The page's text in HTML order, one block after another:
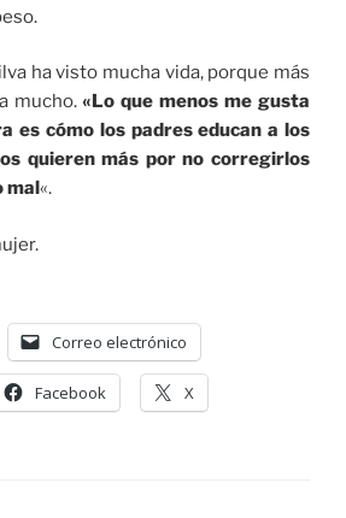
ha visto mucha vida, porque más
mucho.«Lo que menos me gusta
es cómo los padres educan a los
quieren más por no corregirlos
mal«.
Correo electrónico
Facebook X